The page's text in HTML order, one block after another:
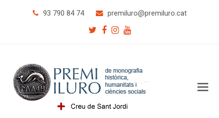
93 790 84 74 premiluro@premiluro.cat
Twitter
Facebook
Instagram
Youtube